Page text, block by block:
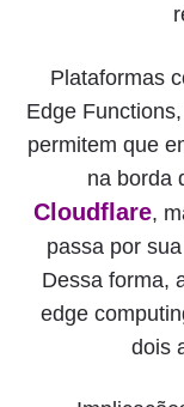
Plataformas
Edge
permitem que
na borda
Cloudflare,
passa por
Dessa forma,
edge
dois